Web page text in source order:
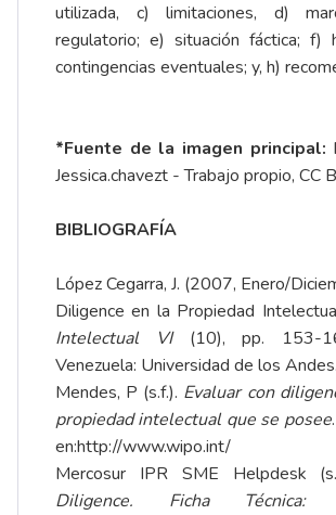
utilizada, c) limitaciones, d)
regulatorio; e) situación fáctica; f)
contingencias eventuales; y, h)
*Fuente de la imagen principal:
Jessica.chavezt - Trabajo propio, CC
BIBLIOGRAFÍA
López Cegarra, J. (2007, Enero/
Diligence en la Propiedad
Intelectual VI(10), pp. 153-
Venezuela: Universidad de los Andes.
Mendes, P (s.f.). Evaluar con
propiedad intelectual que se posee
en:http://www.wipo.int/
Mercosur IPR SME Helpdesk
Diligence. Ficha Técnica: